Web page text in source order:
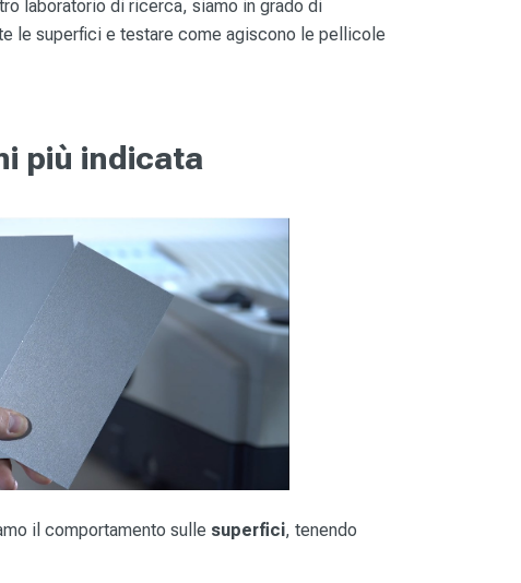
laboratorio di ricerca, siamo in grado di
le superfici e testare come agiscono le pellicole
più indicata
il comportamento sulle superfici, tenendo